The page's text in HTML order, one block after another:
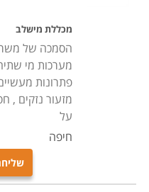
מכללת מישלב
הסמכה של משרד
מערכות מי
פתרונות
מזעור נזקים ,
על
חיפה